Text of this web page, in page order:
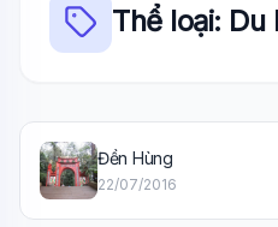
Thể loại: Du
Đền Hùng
22/07/2016
🤖Sẵn sàng hỗ trợ